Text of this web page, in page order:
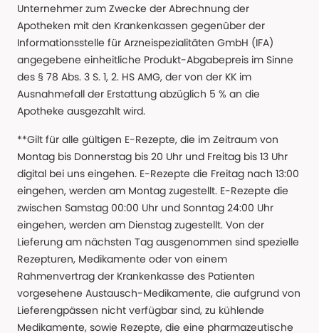
Unternehmer zum Zwecke der Abrechnung der
Apotheken mit den Krankenkassen gegenüber der
Informationsstelle für Arzneispezialitäten GmbH (IFA)
angegebene einheitliche Produkt-Abgabepreis im Sinne
des § 78 Abs. 3 S. 1, 2. HS AMG, der von der KK im
Ausnahmefall der Erstattung abzüglich 5 % an die
Apotheke ausgezahlt wird.
**Gilt für alle gültigen E-Rezepte, die im Zeitraum von
Montag bis Donnerstag bis 20 Uhr und Freitag bis 13 Uhr
digital bei uns eingehen. E-Rezepte die Freitag nach 13:00
eingehen, werden am Montag zugestellt. E-Rezepte die
zwischen Samstag 00:00 Uhr und Sonntag 24:00 Uhr
eingehen, werden am Dienstag zugestellt. Von der
Lieferung am nächsten Tag ausgenommen sind spezielle
Rezepturen, Medikamente oder von einem
Rahmenvertrag der Krankenkasse des Patienten
vorgesehene Austausch-Medikamente, die aufgrund von
Lieferengpässen nicht verfügbar sind, zu kühlende
Medikamente, sowie Rezepte, die eine pharmazeutische